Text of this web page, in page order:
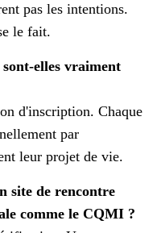
pas les intentions.
le fait.
elles vraiment
d'inscription. Chaque
par
leur projet de vie.
site de rencontre
comme le CQMI ?